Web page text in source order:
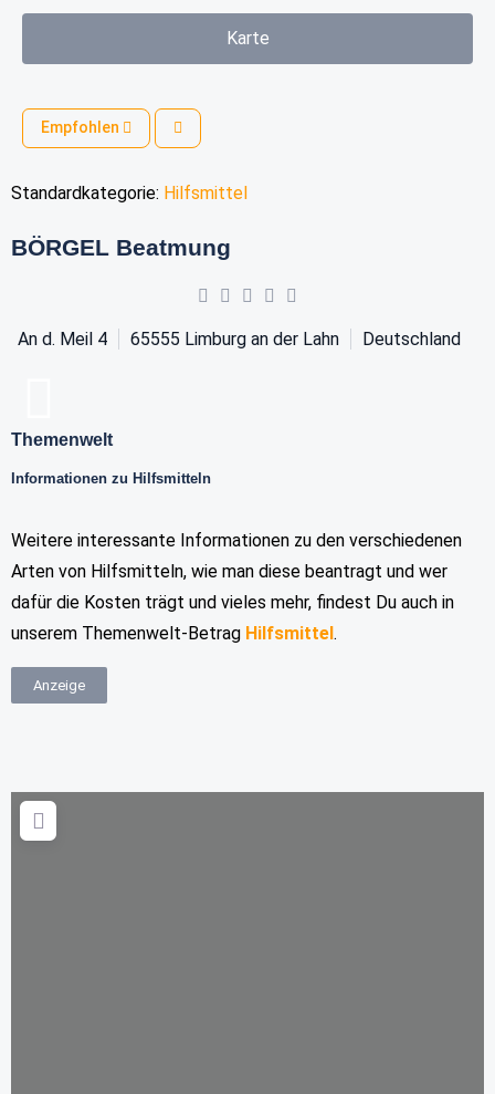
Karte
Empfohlen
Standardkategorie: Hilfsmittel
BÖRGEL Beatmung
An d. Meil 4 65555 Limburg an der Lahn Deutschland
Themenwelt
Informationen zu Hilfsmitteln
Weitere interessante Informationen zu den verschiedenen
Arten von Hilfsmitteln, wie man diese beantragt und wer
dafür die Kosten trägt und vieles mehr, findest Du auch in
unserem Themenwelt-Betrag Hilfsmittel .
Anzeige